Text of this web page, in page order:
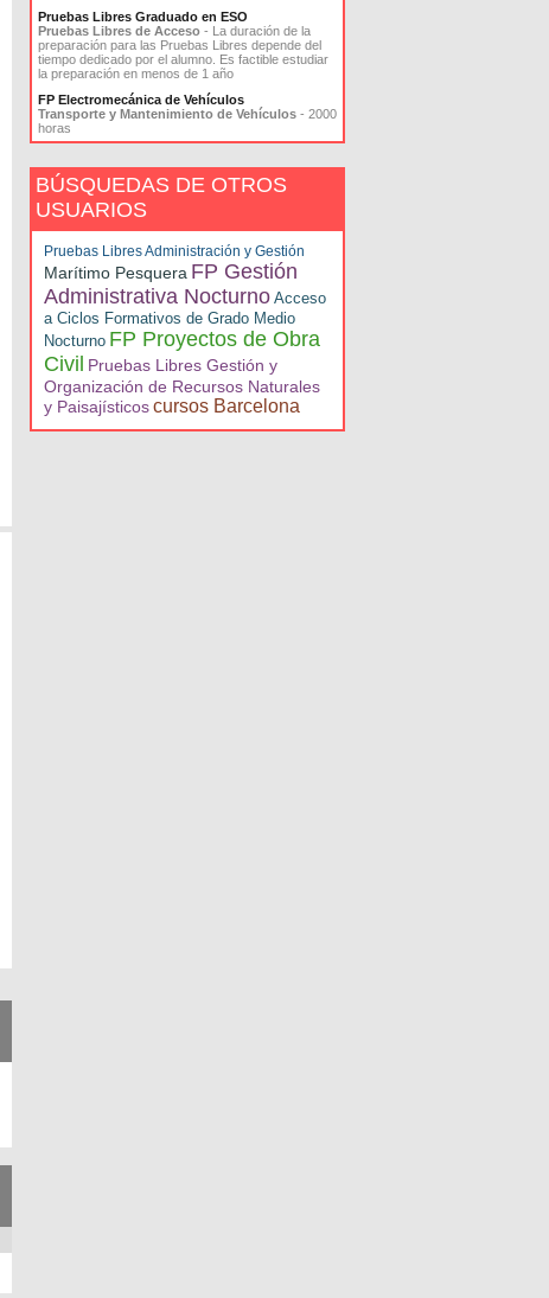
Pruebas Libres Graduado en ESO
Pruebas Libres de Acceso - La duración de la
preparación para las Pruebas Libres depende del
tiempo dedicado por el alumno. Es factible estudiar
la preparación en menos de 1 año
FP Electromecánica de Vehículos
Transporte y Mantenimiento de Vehículos - 2000
horas
BÚSQUEDAS DE OTROS
USUARIOS
Pruebas Libres Administración y Gestión
Marítimo Pesquera FP Gestión
Administrativa Nocturno Acceso
a Ciclos Formativos de Grado Medio
Nocturno FP Proyectos de Obra
Civil Pruebas Libres Gestión y
Organización de Recursos Naturales
y Paisajísticoscursos Barcelona